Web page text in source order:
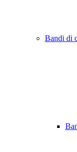
Bandi di